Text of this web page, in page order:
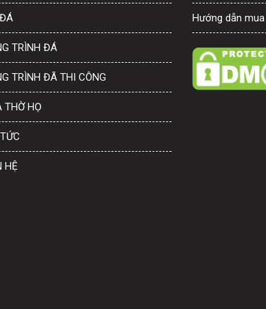
TRÌNH ĐÁ
TRÌNH ĐÃ THI CÔNG
THỜ HỌ
HỆ
Hướng dẫn